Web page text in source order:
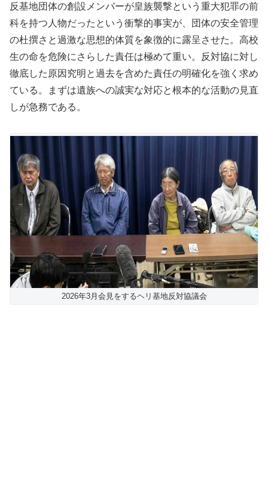
反基地団体の創設メンバーが皇族襲撃という重大犯罪の前
科を持つ人物だったという衝撃的事実が、団体の安全管理
の杜撰さと過激な思想的体質を象徴的に露呈させた。高校
生の命を危険にさらした責任は極めて重い。反対協に対し
徹底した原因究明と過去を含めた責任の明確化を強く求め
ている。まずは遺族への誠実な対応と根本的な活動の見直
しが急務である。
2026年3月会見をするヘリ基地反対協議会